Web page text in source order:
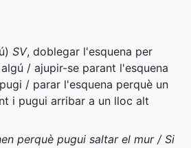
SV, doblegar l'esquena per
/ ajupir-se parant l'esquena
/ parar l'esquena perquè un
i pugui arribar a un lloc alt
perquè pugui saltar el mur / Si